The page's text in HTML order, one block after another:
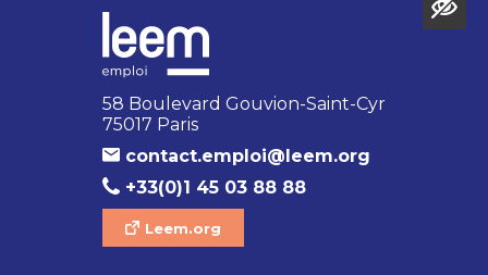
58 Boulevard Gouvion-Saint-Cyr
75017 Paris
contact.emploi@leem.org
+33(0)1 45 03 88 88
Leem.org